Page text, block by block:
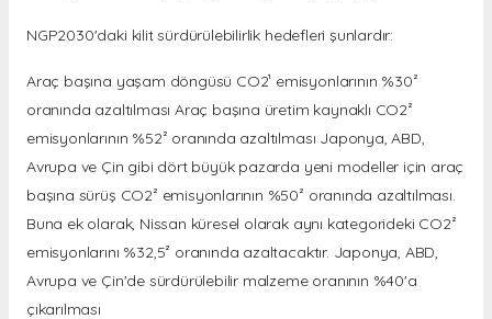
NGP2030'daki kilit sürdürülebilirlik hedefleri şunlardır:
Araç başına yaşam döngüsü CO2¹ emisyonlarının %30²
oranında azaltılması Araç başına üretim kaynaklı CO2²
emisyonlarının %52² oranında azaltılması Japonya, ABD,
Avrupa ve Çin gibi dört büyük pazarda yeni modeller için araç
başına sürüş CO2² emisyonlarının %50² oranında azaltılması.
Buna ek olarak, Nissan küresel olarak aynı kategorideki CO2²
emisyonlarını %32,5² oranında azaltacaktır. Japonya, ABD,
Avrupa ve Çin'de sürdürülebilir malzeme oranının %40'a
çıkarılması